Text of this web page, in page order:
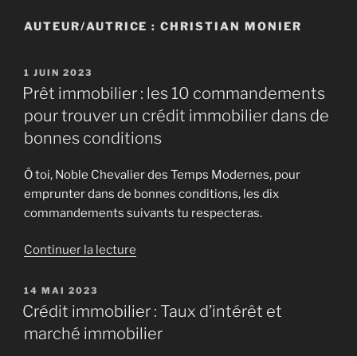
AUTEUR/AUTRICE :CHRISTIAN MONIER
PUBLIÉ
LE
1 JUIN 2023
Prêt immobilier : les 10 commandements
pour trouver un crédit immobilier dans de
bonnes conditions
Ô toi, Noble Chevalier des Temps Modernes, pour
emprunter dans de bonnes conditions, les dix
commandements suivants tu respecteras.
Continuer la lecture
:
les
PUBLIÉ
LE
14 MAI 2023
Crédit immobilier : Taux d’intérêt et
marché immobilier